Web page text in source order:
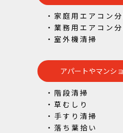
・家庭用エアコン
・業務用エアコン
・室外機清掃
アパートやマンシ
・階段清掃
・草むしり
・手すり清掃
・落ち葉拾い